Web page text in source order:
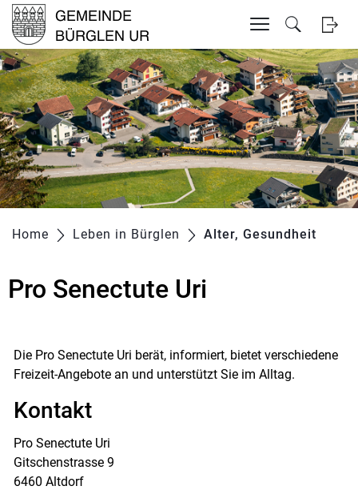
zur Startseite
Direkt zur Hauptnavigation
Direkt zum Inhalt
Direkt zur Suche
Direkt zum Stichwortverzeichnis
Kopfzeile
Inhalt
Home Leben in Bürglen Alter, Gesundheit
Pro Senectute Uri
Die Pro Senectute Uri berät, informiert, bietet verschiedene
Freizeit-Angebote an und unterstützt Sie im Alltag.
Kontakt
Pro Senectute Uri
Gitschenstrasse 9
6460 Altdorf